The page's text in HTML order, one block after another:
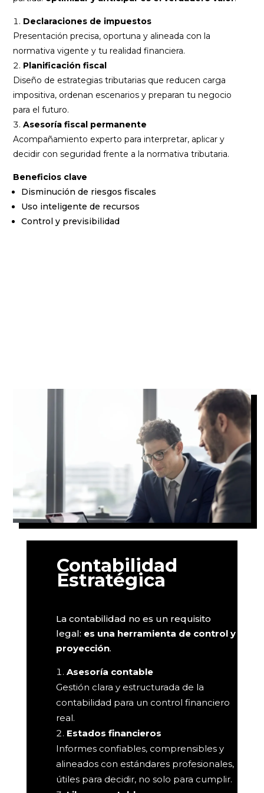
Declaraciones de impuestos
Presentación precisa, oportuna y alineada con la
normativa vigente y tu realidad financiera.
Planificación fiscal
Diseño de estrategias tributarias que reducen carga
impositiva, ordenan escenarios y preparan tu negocio
para el futuro.
Asesoría fiscal permanente
Acompañamiento experto para interpretar, aplicar y
decidir con seguridad frente a la normativa tributaria.
Beneficios clave
Disminución de riesgos fiscales
Uso inteligente de recursos
Control y previsibilidad
Contabilidad
Estratégica
La contabilidad no es un requisito
legal: es una herramienta de control y
proyección.
Asesoría contable
Gestión clara y estructurada de la
contabilidad para un control financiero
real.
Estados financieros
Informes confiables, comprensibles y
alineados con estándares profesionales,
útiles para decidir, no solo para cumplir.